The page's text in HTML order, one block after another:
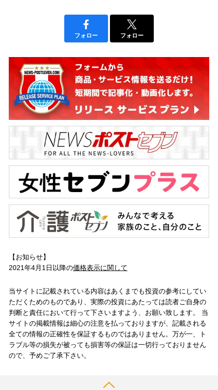
フォロー フォロー
【お知らせ】
2021年4月1日以降の価格表示に関して
当サイトに記載されている内容はあくまでも投資の参考にしてい
ただくためのものであり、実際の投資にあたっては読者ご自身の
判断と責任において行って下さいますよう、お願い致します。 当
サイトの掲載情報は細心の注意を払っておりますが、記載される
全ての情報の正確性を保証するものではありません。万が一、ト
ラブル等の損失が被っても損害等の保証は一切行っておりません
ので、予めご了承下さい。